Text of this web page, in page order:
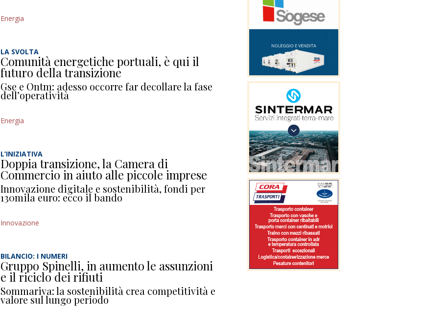
Energia
LA SVOLTA
Comunità energetiche portuali, è qui il
futuro della transizione
Gse e Ontm: adesso occorre far decollare la fase
dell’operatività
Energia
L’INIZIATIVA
Doppia transizione, la Camera di
Commercio in aiuto alle piccole imprese
Innovazione digitale e sostenibilità, fondi per
130mila euro: ecco il bando
Innovazione
BILANCIO: I NUMERI
Gruppo Spinelli, in aumento le assunzioni
e il riciclo dei rifiuti
Sommariva: la sostenibilità crea competitività e
valore sul lungo periodo